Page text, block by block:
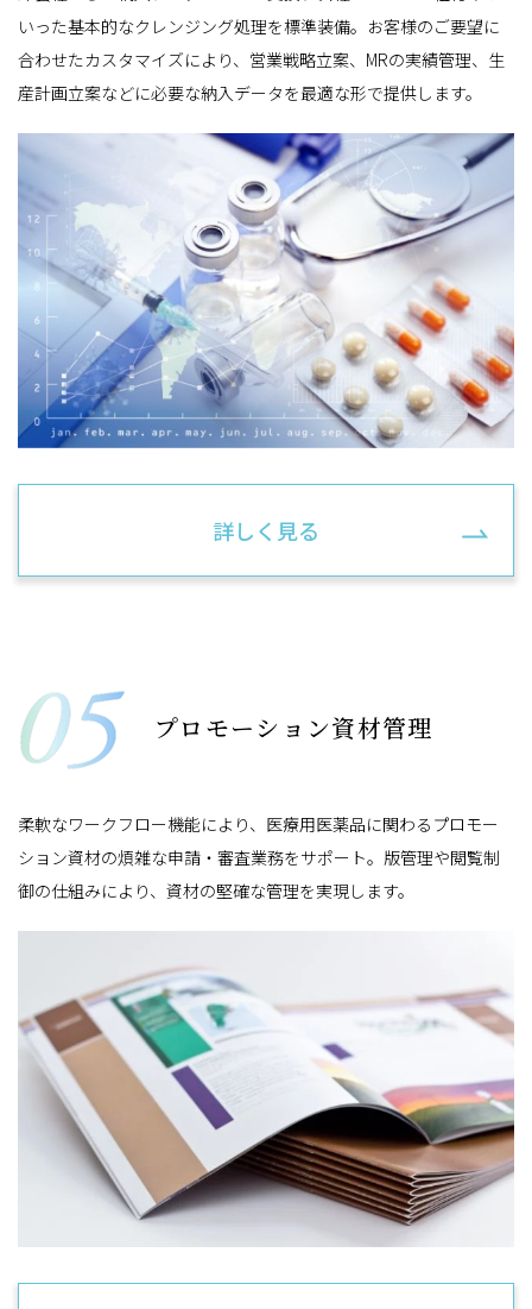
いった基本的なクレンジング処理を標準装備。お客様のご要望に
合わせたカスタマイズにより、営業戦略立案、MRの実績管理、生
産計画立案などに必要な納入データを最適な形で提供します。
詳しく見る
プロモーション資材管理
柔軟なワークフロー機能により、医療用医薬品に関わるプロモー
ション資材の煩雑な申請・審査業務をサポート。版管理や閲覧制
御の仕組みにより、資材の堅確な管理を実現します。